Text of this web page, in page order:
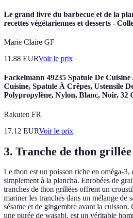
Le grand livre du barbecue et de la
recettes végétariennes et desserts -
Marie Claire GF
11.88 EURVoir le prix
Fackelmann 49235 Spatule De
Cuisine, Spatule À Crêpes, Ustensile
Polypropylène, Nylon, Blanc, Noir, 32
Rakuten FR
17.12 EURVoir le prix
3. Tranche de thon grillée
Le thon est un poisson riche en oméga-3,
simplement à la plancha. Enrobées de
tranches de thon grillées offrent un
mariner les tranches dans un mélange de
sésame et de gingembre avant la cuisson.
une purée de wasabi, est un véritable